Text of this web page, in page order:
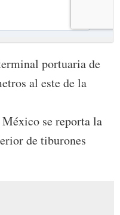
portuaria de
al este de la
se reporta la
de tiburones